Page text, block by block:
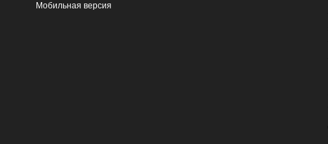
Мобильная версия